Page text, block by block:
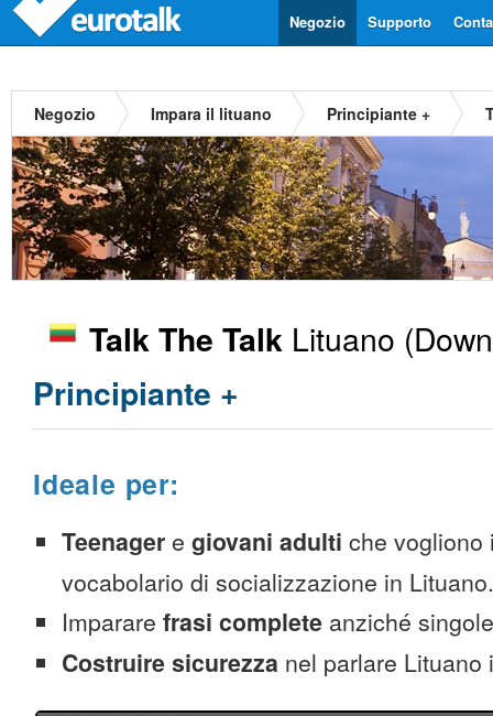
Supporto
Negozio
Negozio Impara il lituano Principiante +
Talk The Talk Lituano
Principiante +
Ideale per:
Teenager e giovani adulti che vogliono
vocabolario di socializzazione in Lituano.
Imparare frasi complete anziché
Costruire sicurezza nel parlare